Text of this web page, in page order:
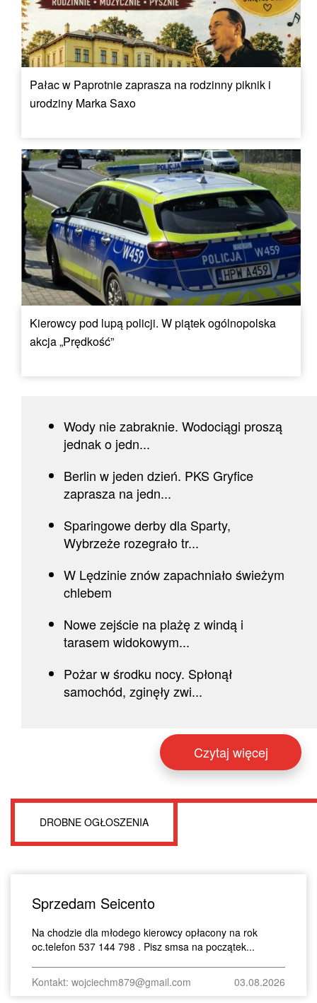
Pałac w Paprotnie zaprasza na rodzinny piknik i
urodziny Marka Saxo
Kierowcy pod lupą policji. W piątek ogólnopolska
akcja „Prędkość”
Wody nie zabraknie. Wodociągi proszą
jednak o jedn...
Berlin w jeden dzień. PKS Gryfice
zaprasza na jedn...
Sparingowe derby dla Sparty,
Wybrzeże rozegrało tr...
W Lędzinie znów zapachniało świeżym
chlebem
Nowe zejście na plażę z windą i
tarasem widokowym...
Pożar w środku nocy. Spłonął
samochód, zginęły zwi...
Czytaj więcej
DROBNE OGŁOSZENIA
Sprzedam Seicento
Na chodzie dla młodego kierowcy opłacony na rok
oc.telefon 537 144 798 . Pisz smsa na początek...
Kontakt: wojciechm879@gmail.com 03.08.2026